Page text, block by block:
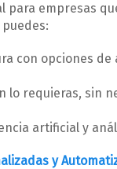
para empresas
con opciones
lo requieras, sin
artificial y
y